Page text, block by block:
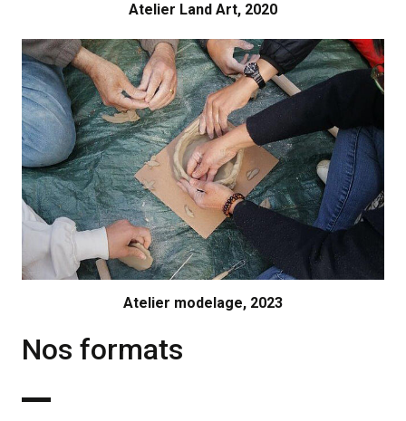
Atelier Land Art, 2020
Atelier modelage, 2023
Nos formats